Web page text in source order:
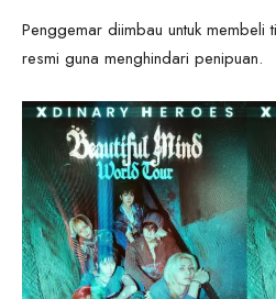
Penggemar diimbau untuk membeli
resmi guna menghindari penipuan.